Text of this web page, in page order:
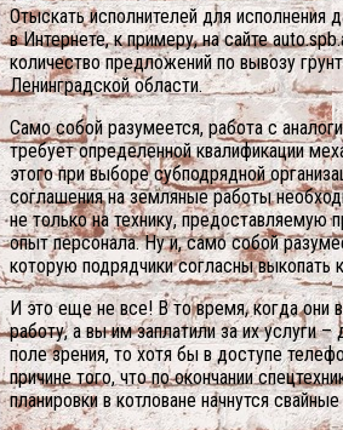
Отыскать исполнителей для исполнения
в Интернете, к примеру, на сайте
количество предложений по вывозу
Ленинградской области.
Само собой разумеется, работа с
требует определенной квалификации
этого при выборе субподрядной
соглашения на земляные работы
не только на технику, предоставляемую
опыт персонала. Ну и, само собой
которую подрядчики согласны выкопать
И это еще не все! В то время, когда они
работу, а вы им заплатили за их услуги
поле зрения, то хотя бы в доступе
причине того, что по окончании
планировки в котловане начнутся